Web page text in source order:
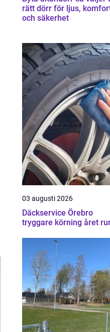
rätt dörr för ljus,
och säkerhet
03 augusti 2026
Däckservice Örebro
tryggare körning året